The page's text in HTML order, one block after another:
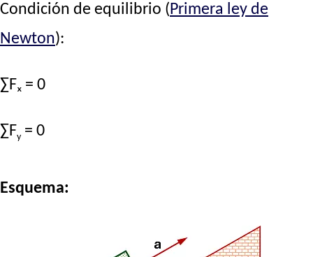
Condición de equilibrio (Primera ley de
Newton):
∑Fₓ = 0
∑Fy = 0
Esquema: